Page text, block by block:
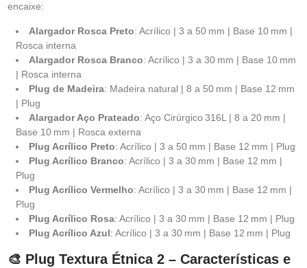
encaixe:
Alargador Rosca Preto: Acrílico | 3 a 50 mm | Base 10 mm |
Rosca interna
Alargador Rosca Branco: Acrílico | 3 a 30 mm | Base 10 mm
| Rosca interna
Plug de Madeira: Madeira natural | 8 a 50 mm | Base 12 mm
| Plug
Alargador Aço Prateado: Aço Cirúrgico 316L | 8 a 20 mm |
Base 10 mm | Rosca externa
Plug Acrílico Preto: Acrílico | 3 a 50 mm | Base 12 mm | Plug
Plug Acrílico Branco: Acrílico | 3 a 30 mm | Base 12 mm |
Plug
Plug Acrílico Vermelho: Acrílico | 3 a 30 mm | Base 12 mm |
Plug
Plug Acrílico Rosa: Acrílico | 3 a 30 mm | Base 12 mm | Plug
Plug Acrílico Azul: Acrílico | 3 a 30 mm | Base 12 mm | Plug
🎨 Plug Textura Étnica 2 – Características e